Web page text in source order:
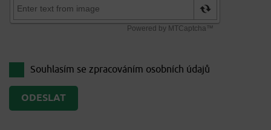
Souhlasím se zpracováním osobních údajů